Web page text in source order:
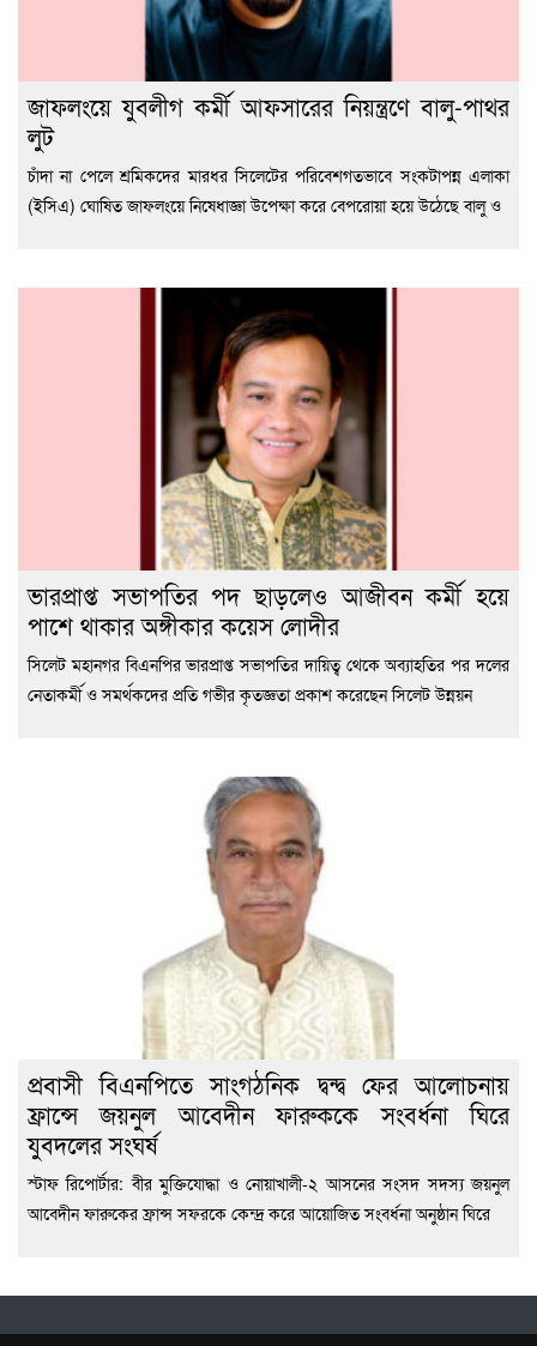
জাফলংয়ে যুবলীগ কর্মী আফসারের নিয়ন্ত্রণে বালু-পাথর
লুট
চাঁদা না পেলে শ্রমিকদের মারধর সিলেটের পরিবেশগতভাবে সংকটাপন্ন এলাকা
(ইসিএ) ঘোষিত জাফলংয়ে নিষেধাজ্ঞা উপেক্ষা করে বেপরোয়া হয়ে উঠেছে বালু ও
ভারপ্রাপ্ত সভাপতির পদ ছাড়লেও আজীবন কর্মী হয়ে
পাশে থাকার অঙ্গীকার কয়েস লোদীর
সিলেট মহানগর বিএনপির ভারপ্রাপ্ত সভাপতির দায়িত্ব থেকে অব্যাহতির পর দলের
নেতাকর্মী ও সমর্থকদের প্রতি গভীর কৃতজ্ঞতা প্রকাশ করেছেন সিলেট উন্নয়ন
প্রবাসী বিএনপিতে সাংগঠনিক দ্বন্দ্ব ফের আলোচনায়
ফ্রান্সে জয়নুল আবেদীন ফারুককে সংবর্ধনা ঘিরে
যুবদলের সংঘর্ষ
স্টাফ রিপোর্টার: বীর মুক্তিযোদ্ধা ও নোয়াখালী-২ আসনের সংসদ সদস্য জয়নুল
আবেদীন ফারুকের ফ্রান্স সফরকে কেন্দ্র করে আয়োজিত সংবর্ধনা অনুষ্ঠান ঘিরে